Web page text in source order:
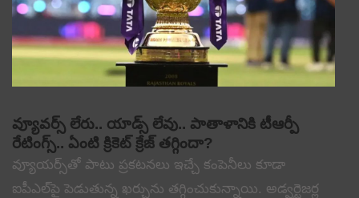
వ్యూవర్స్ లేరు.. యాడ్స్ లేవు.. పాతాళానికి టీఆర్పీ
రేటింగ్స్.. ఏంటి క్రికెట్ క్రేజ్ తగ్గిందా?
వ్యూయర్స్‌తో పాటు ప్రకటనలు ఇచ్చే కంపెనీలు కూడా
ఐపీఎల్‌పై పెడుతున్న ఖర్చును తగ్గించుకున్నాయి. అడ్వర్టైజర్ల